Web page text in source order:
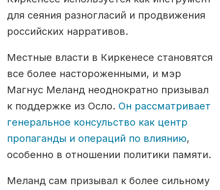
для сеяния разногласий и продвижения
российских нарративов.
Местные власти в Киркенесе становятся
все более настороженными, и мэр
Магнус Меланд неоднократно призывал
к поддержке из Осло. Он рассматривает
генеральное консульство как центр
пропаганды и операций по влиянию,
особенно в отношении политики памяти.
Меланд сам призывал к более сильному